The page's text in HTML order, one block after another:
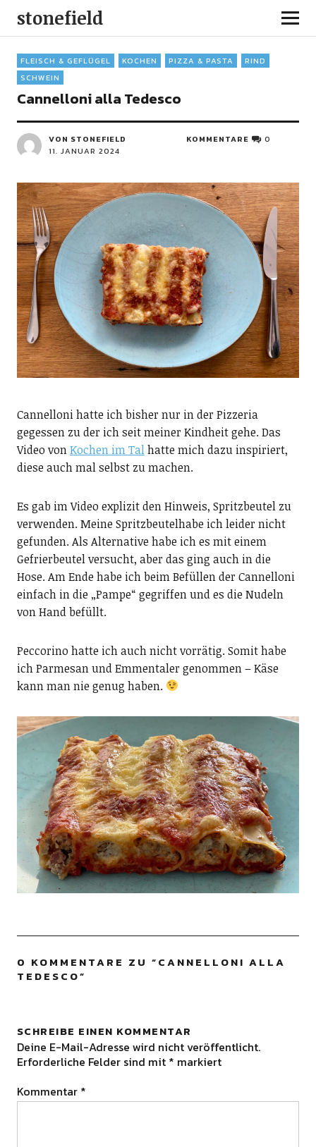
stonefield
FLEISCH & GEFLÜGEL KOCHEN PIZZA & PASTA
RIND
SCHWEIN
Cannelloni alla Tedesco
VON STONEFIELD
11. JANUAR 2024
KOMMENTARE 0
Cannelloni hatte ich bisher nur in der Pizzeria
gegessen zu der ich seit meiner Kindheit gehe. Das
Video vonKochen im Talhatte mich dazu inspiriert,
diese auch mal selbst zu machen.
Es gab im Video explizit den Hinweis, Spritzbeutel zu
verwenden. Meine Spritzbeutelhabe ich leider nicht
gefunden. Als Alternative habe ich es mit einem
Gefrierbeutel versucht, aber das ging auch in die
Hose. Am Ende habe ich beim Befüllen der Cannelloni
einfach in die „Pampe“ gegriffen und es die Nudeln
von Hand befüllt.
Peccorino hatte ich auch nicht vorrätig. Somit habe
ich Parmesan und Emmentaler genommen – Käse
kann man nie genug haben.
0 KOMMENTARE ZU “CANNELLONI ALLA
TEDESCO”
SCHREIBE EINEN KOMMENTAR
Deine E-Mail-Adresse wird nicht veröffentlicht.
Erforderliche Felder sind mit * markiert
Kommentar *